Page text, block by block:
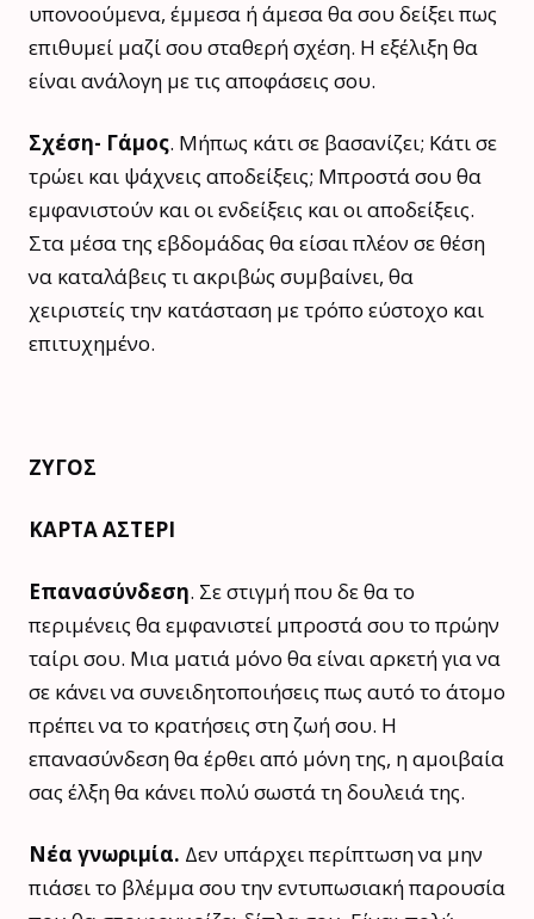
υπονοούμενα, έμμεσα ή άμεσα θα σου δείξει πως
επιθυμεί μαζί σου σταθερή σχέση. Η εξέλιξη θα
είναι ανάλογη με τις αποφάσεις σου.
Σχέση- Γάμος. Μήπως κάτι σε βασανίζει; Κάτι σε
τρώει και ψάχνεις αποδείξεις; Μπροστά σου θα
εμφανιστούν και οι ενδείξεις και οι αποδείξεις.
Στα μέσα της εβδομάδας θα είσαι πλέον σε θέση
να καταλάβεις τι ακριβώς συμβαίνει, θα
χειριστείς την κατάσταση με τρόπο εύστοχο και
επιτυχημένο.
ΖΥΓΟΣ
ΚΑΡΤΑ ΑΣΤΕΡΙ
Επανασύνδεση. Σε στιγμή που δε θα το
περιμένεις θα εμφανιστεί μπροστά σου το πρώην
ταίρι σου. Μια ματιά μόνο θα είναι αρκετή για να
σε κάνει να συνειδητοποιήσεις πως αυτό το άτομο
πρέπει να το κρατήσεις στη ζωή σου. Η
επανασύνδεση θα έρθει από μόνη της, η αμοιβαία
σας έλξη θα κάνει πολύ σωστά τη δουλειά της.
Νέα γνωριμία. Δεν υπάρχει περίπτωση να μην
πιάσει το βλέμμα σου την εντυπωσιακή παρουσία